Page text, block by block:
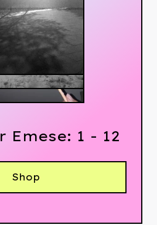
Emese: 1 - 12
Shop